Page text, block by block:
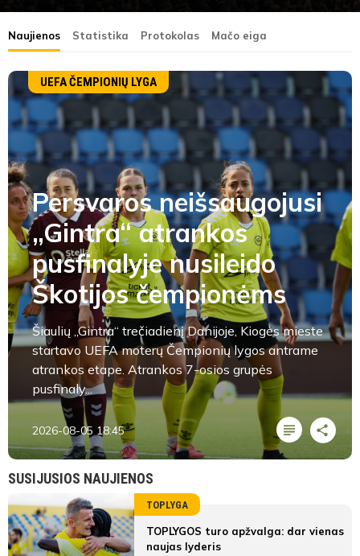
Naujienos Statistika Protokolas Mačo eiga
UEFA ČEMPIONIŲ LYGA
Persvaros neišsaugojusi
„Gintra“ atrankos
pusfinalyje nusileido
Škotijos čempionėms
Šiaulių „Gintra“ trečiadienį Danijoje, Kiogės mieste
startavo UEFA moterų Čempionių lygos antrame
atrankos etape. Atrankos 7-osios grupės
pusfinaly...
2026-08-05 18:45
SUSIJUSIOS NAUJIENOS
TOPLYGA
TOPLYGOS turo apžvalga: dar vienas
naujas lyderis